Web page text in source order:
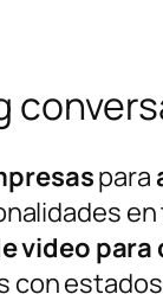
para
video